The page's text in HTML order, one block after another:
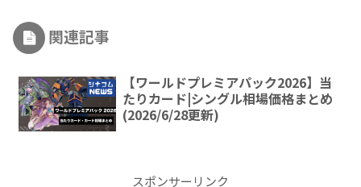
関連記事
【ワールドプレミアパック2026】当
たりカード|シングル相場価格まとめ
(2026/6/28更新)
スポンサーリンク